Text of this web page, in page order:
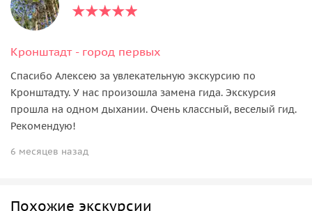
Кронштадт - город первых
Спасибо Алексею за увлекательную экскурсию по
Кронштадту. У нас произошла замена гида. Экскурсия
прошла на одном дыхании. Очень классный, веселый гид.
Рекомендую!
6 месяцев назад
Похожие экскурсии